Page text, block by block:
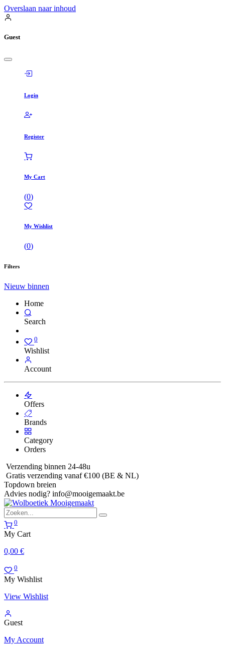
Overslaan naar inhoud
Guest
Login
Register
My Cart
(0)
My Wishlist
(0)
Filters
Nieuw binnen
Home
Search
0
Wishlist
Account
Offers
Brands
Category
Orders
Verzending binnen 24-48u
Gratis verzending vanaf €100 (BE & NL)
Topdown breien
Advies nodig? info@mooigemaakt.be
0
My Cart
0,00 €
0
My Wishlist
View Wishlist
Guest
My Account